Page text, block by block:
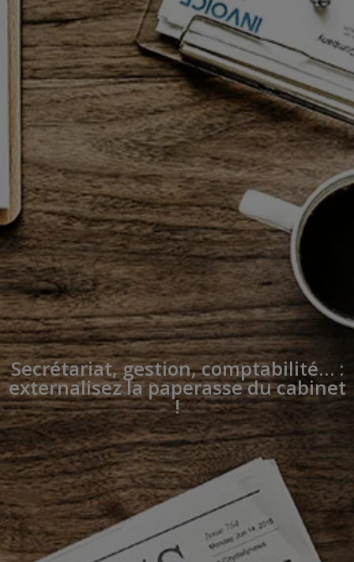
Secrétariat, gestion, comptabilité… :
externalisez la paperasse du cabinet
!